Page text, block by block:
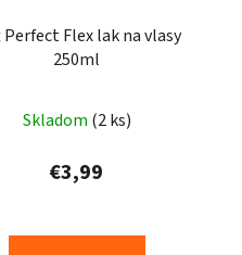
Perfect Flex lak na vlasy
250ml
Skladom (2 ks)
€3,99